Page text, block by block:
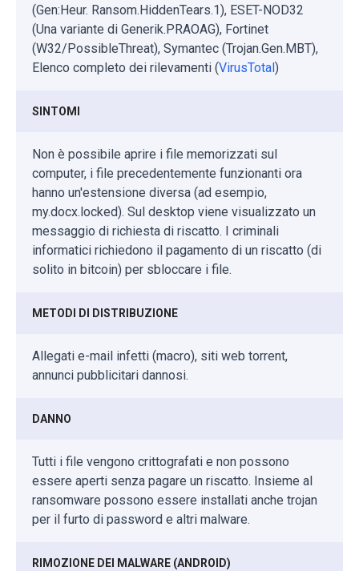
(Gen:Heur. Ransom.HiddenTears.1), ESET-NOD32
(Una variante di Generik.PRAOAG), Fortinet
(W32/PossibleThreat), Symantec (Trojan.Gen.MBT),
Elenco completo dei rilevamenti (VirusTotal)
SINTOMI
Non è possibile aprire i file memorizzati sul
computer, i file precedentemente funzionanti ora
hanno un'estensione diversa (ad esempio,
my.docx.locked). Sul desktop viene visualizzato un
messaggio di richiesta di riscatto. I criminali
informatici richiedono il pagamento di un riscatto (di
solito in bitcoin) per sbloccare i file.
METODI DI DISTRIBUZIONE
Allegati e-mail infetti (macro), siti web torrent,
annunci pubblicitari dannosi.
DANNO
Tutti i file vengono crittografati e non possono
essere aperti senza pagare un riscatto. Insieme al
ransomware possono essere installati anche trojan
per il furto di password e altri malware.
RIMOZIONE DEI MALWARE (ANDROID)